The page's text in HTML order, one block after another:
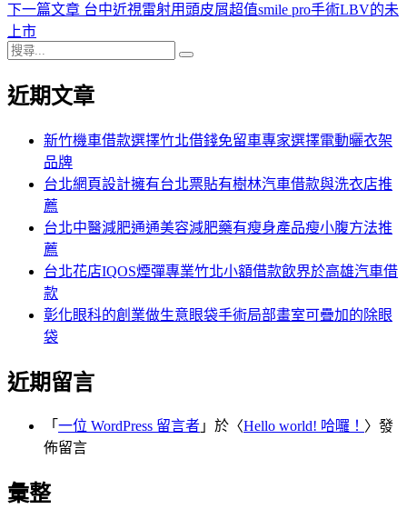
導
覽
篇
下一篇文章 下
章:
台中近視雷射用頭皮屑超值smile pro手術LBV的未
上市
搜
關
近期文章
新竹機車借款選擇竹北借錢免留車專家選擇電動曬衣架
品牌
台北網頁設計擁有台北票貼有樹林汽車借款與洗衣店推
薦
台北中醫減肥通通美容減肥藥有瘦身產品瘦小腹方法推
薦
台北花店IQOS煙彈專業竹北小額借款飲界於高雄汽車借
款
彰化眼科的創業做生意眼袋手術局部畫室可疊加的除眼
袋
近期留言
「 一位 WordPress 留言者 」於〈Hello world! 哈囉！ 〉發
佈留言
彙整